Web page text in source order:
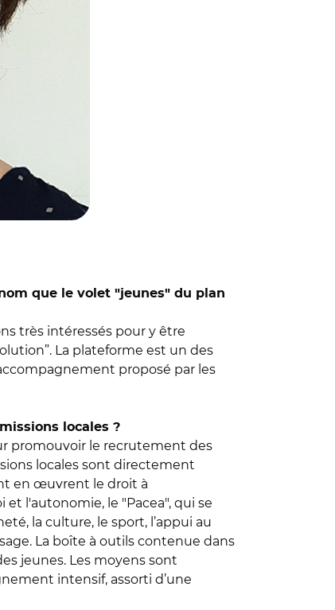
que le volet "jeunes" du plan
très intéressés pour y être
La plateforme est un des
proposé par les
locales ?
promouvoir le recrutement des
locales sont directement
en œuvrent le droit à
l'autonomie, le "Pacea", qui se
la culture, le sport, l’appui au
La boîte à outils contenue dans
jeunes. Les moyens sont
intensif, assorti d’une